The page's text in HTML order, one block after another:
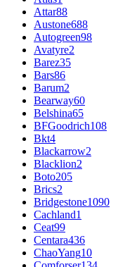
Attar88
Austone688
Autogreen98
Avatyre2
Barez35
Bars86
Barum2
Bearway60
Belshina65
BFGoodrich108
Bkt4
Blackarrow2
Blacklion2
Boto205
Brics2
Bridgestone1090
Cachland1
Ceat99
Centara436
ChaoYang10